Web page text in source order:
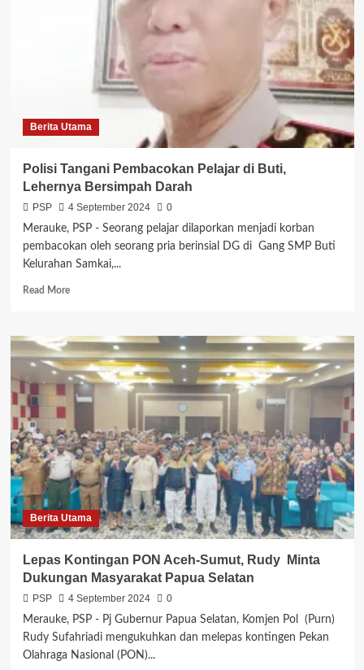
Berita Utama
Polisi Tangani Pembacokan Pelajar di Buti,
Lehernya Bersimpah Darah
PSP 4 September 2024
0
Merauke, PSP - Seorang pelajar dilaporkan menjadi korban
pembacokan oleh seorang pria berinsial DG di Gang SMP Buti
Kelurahan Samkai,...
Read MoreRead
Polisi
Tangani
Pembacokan
Pelajar
di
Lehernya
Bersimpah
Darah
Berita Utama
Lepas Kontingan PON Aceh-Sumut, Rudy Minta
Dukungan Masyarakat Papua Selatan
PSP 4 September 2024
0
Merauke, PSP - Pj Gubernur Papua Selatan, Komjen Pol (Purn)
Rudy Sufahriadi mengukuhkan dan melepas kontingen Pekan
Olahraga Nasional (PON)...